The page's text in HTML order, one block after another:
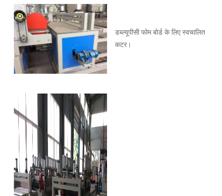
डब्ल्यूपीसी फोम बोर्ड के लिए स्वचालित
कटर।